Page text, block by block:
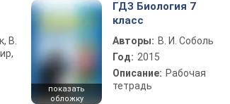
В.
показать
обложку
ГДЗ Биология 7
класс
Авторы: В. И. Соболь
Год: 2015
Описание: Рабочая
тетрадь